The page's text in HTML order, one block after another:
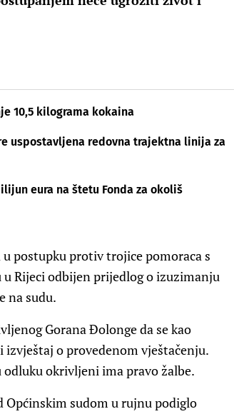
10,5 kilograma kokaina
uspostavljena redovna trajektna linija za
eura na štetu Fonda za okoliš
postupku protiv trojice pomoraca s
Rijeci odbijen prijedlog o izuzimanju
na sudu.
Gorana Đolonge da se kao
o provedenom vještačenju.
okrivljeni ima pravo žalbe.
Općinskim sudom u rujnu podiglo